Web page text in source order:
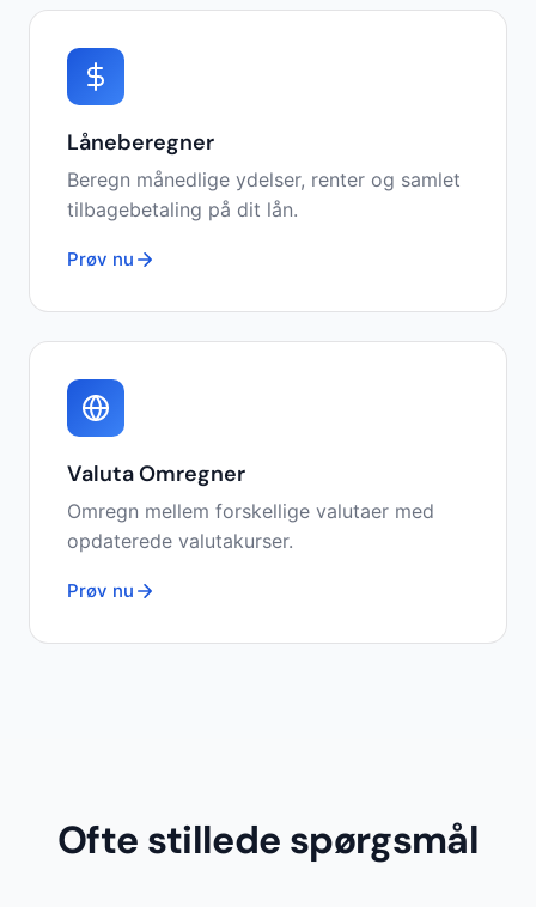
Låneberegner
Beregn månedlige ydelser, renter og samlet
tilbagebetaling på dit lån.
Prøv nu
Valuta Omregner
Omregn mellem forskellige valutaer med
opdaterede valutakurser.
Prøv nu
Ofte stillede spørgsmål